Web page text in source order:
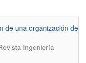
de una organización de
Ingeniería